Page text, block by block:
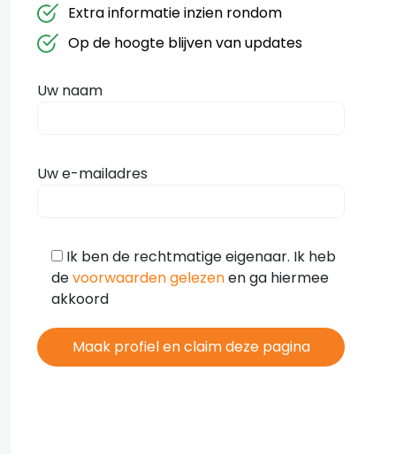
Extra informatie inzien rondom
Op de hoogte blijven van updates
Uw naam
Uw e-mailadres
Ik ben de rechtmatige eigenaar. Ik heb
devoorwaarden gelezenen ga hiermee
akkoord